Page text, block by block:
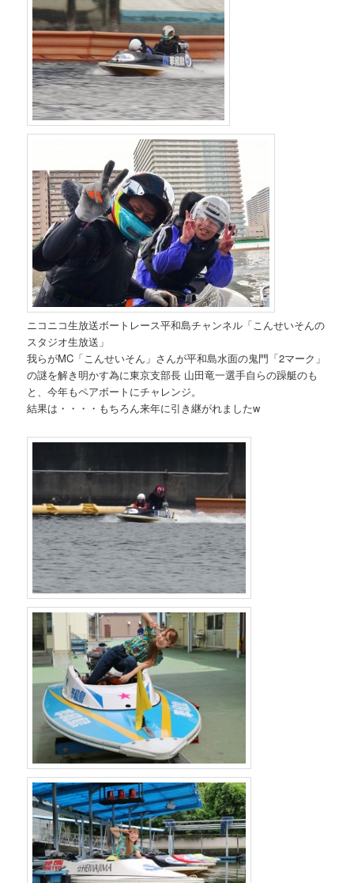
ニコニコ生放送ボートレース平和島チャンネル「こんせいそんの
スタジオ生放送」
我らがMC「こんせいそん」さんが平和島水面の鬼門「2マーク」
の謎を解き明かす為に東京支部長 山田竜一選手自らの躁艇のも
と、今年もペアボートにチャレンジ。
結果は・・・・もちろん来年に引き継がれましたw